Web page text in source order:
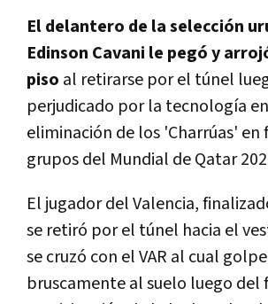
El delantero de la selección
Edinson Cavani le pegó y
piso al retirarse por el túnel
perjudicado por la tecnología
eliminación de los 'Charrúas' en
grupos del Mundial de Qatar
El jugador del Valencia,
se retiró por el túnel hacia el
se cruzó con el VAR al cual
bruscamente al suelo luego del